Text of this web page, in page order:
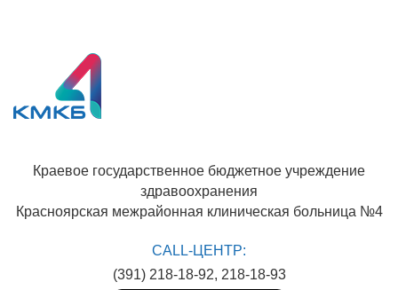
CALL-ЦЕНТР:
(391) 218-18-92, 218-18-93
Краевое государственное бюджетное учреждение
здравоохранения
Красноярская межрайонная клиническая больница №4